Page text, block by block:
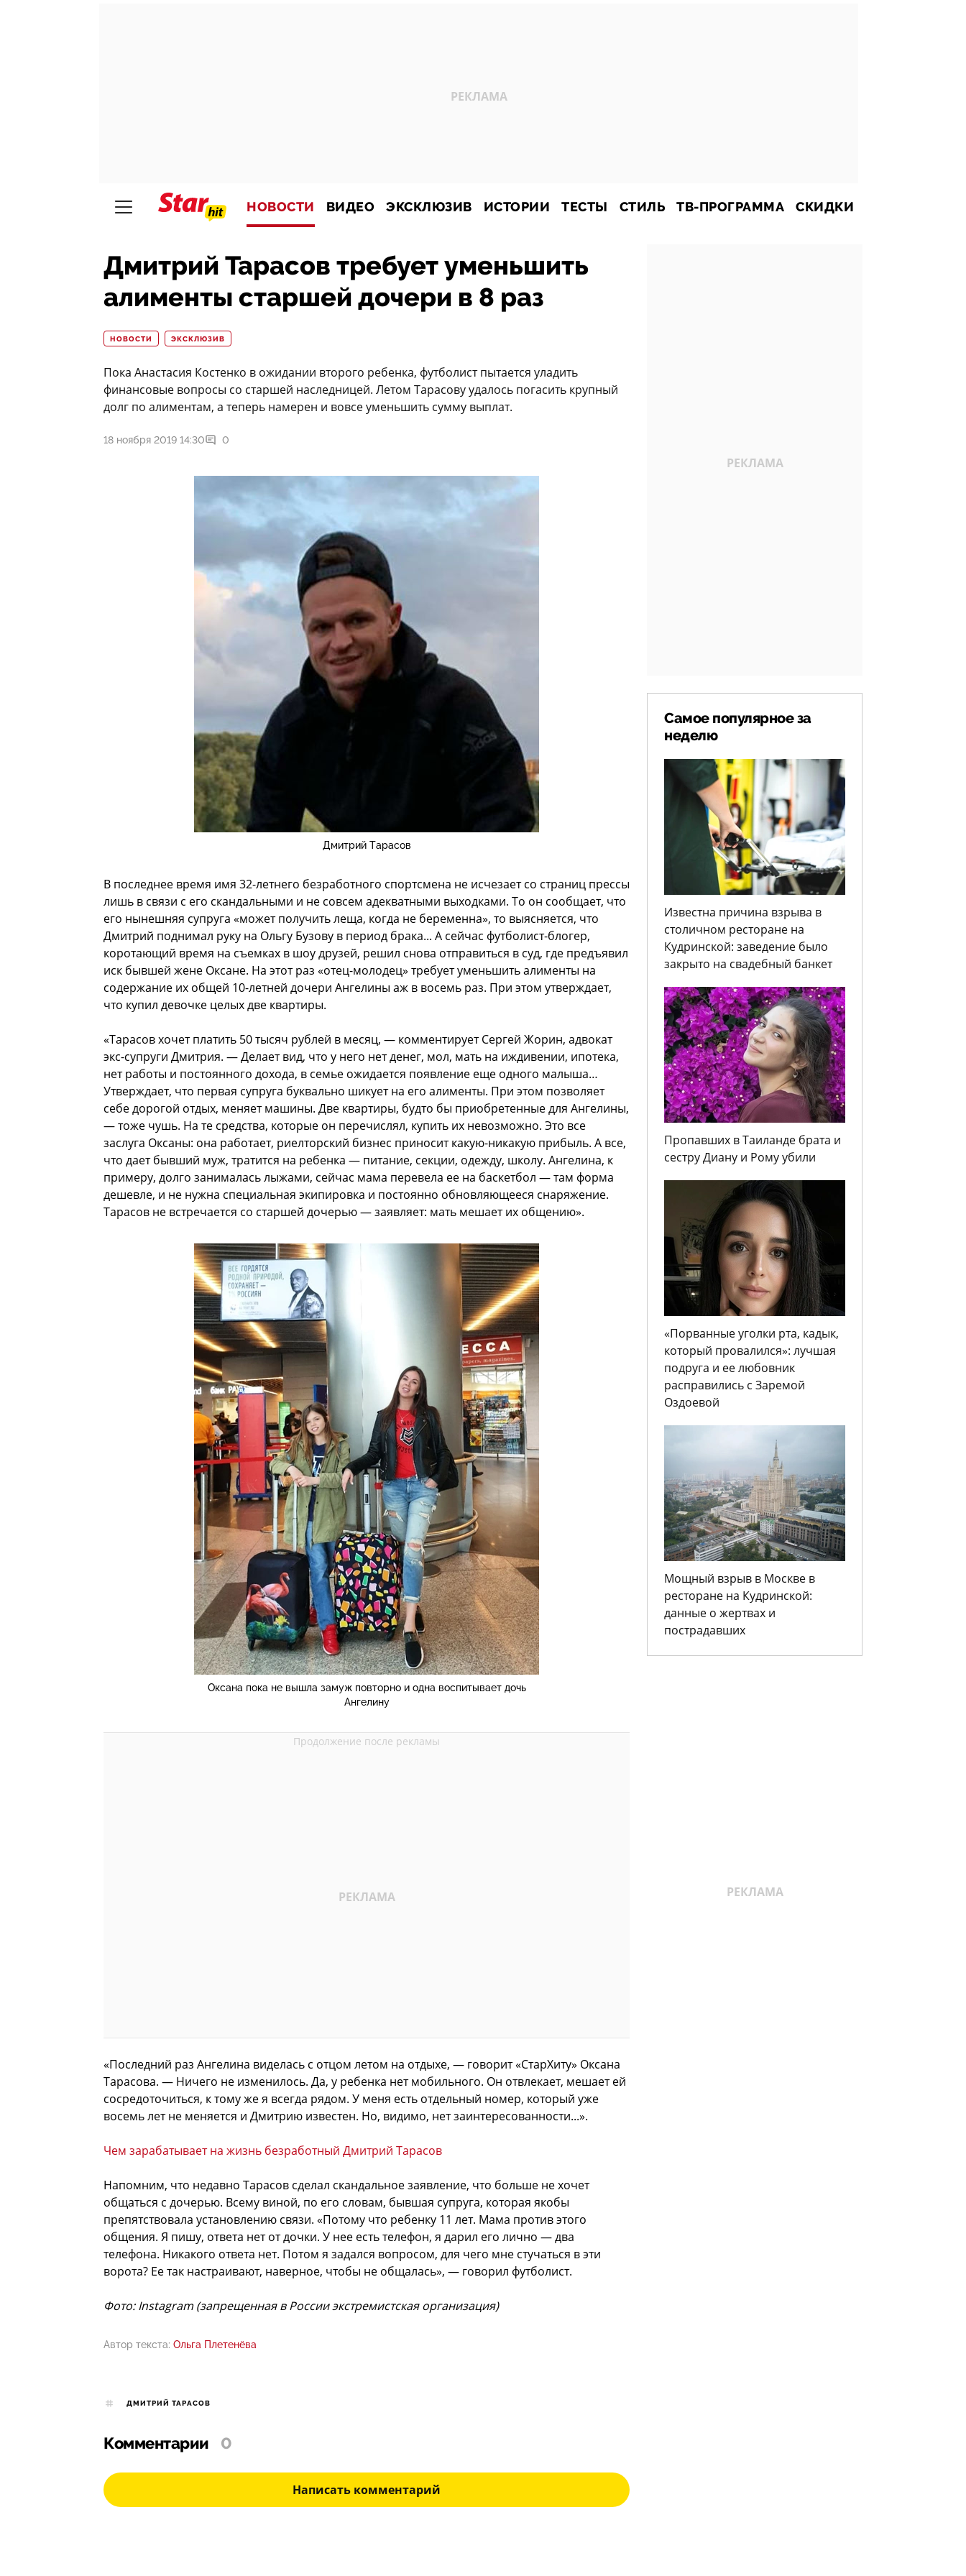
НОВОСТИ ВИДЕО ЭКСКЛЮЗИВ ИСТОРИИ ТЕСТЫ СТИЛЬ ТВ-ПРОГРАММА СКИДКИ
Дмитрий Тарасов требует уменьшить
алименты старшей дочери в 8 раз
НОВОСТИ ЭКСКЛЮЗИВ
Пока Анастасия Костенко в ожидании второго ребенка, футболист пытается уладить
финансовые вопросы со старшей наследницей. Летом Тарасову удалось погасить крупный
долг по алиментам, а теперь намерен и вовсе уменьшить сумму выплат.
18 ноября 2019 14:30 0
Дмитрий Тарасов
В последнее время имя 32-летнего безработного спортсмена не исчезает со страниц прессы
лишь в связи с его скандальными и не совсем адекватными выходками. То он сообщает, что
его нынешняя супруга «может получить леща, когда не беременна», то выясняется, что
Дмитрий поднимал руку на Ольгу Бузову в период брака... А сейчас футболист-блогер,
коротающий время на съемках в шоу друзей, решил снова отправиться в суд, где предъявил
иск бывшей жене Оксане. На этот раз «отец-молодец» требует уменьшить алименты на
содержание их общей 10-летней дочери Ангелины аж в восемь раз. При этом утверждает,
что купил девочке целых две квартиры.
«Тарасов хочет платить 50 тысяч рублей в месяц, — комментирует Сергей Жорин, адвокат
экс-супруги Дмитрия. — Делает вид, что у него нет денег, мол, мать на иждивении, ипотека,
нет работы и постоянного дохода, в семье ожидается появление еще одного малыша…
Утверждает, что первая супруга буквально шикует на его алименты. При этом позволяет
себе дорогой отдых, меняет машины. Две квартиры, будто бы приобретенные для Ангелины,
— тоже чушь. На те средства, которые он перечислял, купить их невозможно. Это все
заслуга Оксаны: она работает, риелторский бизнес приносит какую-никакую прибыль. А все,
что дает бывший муж, тратится на ребенка — питание, секции, одежду, школу. Ангелина, к
примеру, долго занималась лыжами, сейчас мама перевела ее на баскетбол — там форма
дешевле, и не нужна специальная экипировка и постоянно обновляющееся снаряжение.
Тарасов не встречается со старшей дочерью — заявляет: мать мешает их общению».
Оксана пока не вышла замуж повторно и одна воспитывает дочь
Ангелину
«Последний раз Ангелина виделась с отцом летом на отдыхе, — говорит «СтарХиту» Оксана
Тарасова. — Ничего не изменилось. Да, у ребенка нет мобильного. Он отвлекает, мешает ей
сосредоточиться, к тому же я всегда рядом. У меня есть отдельный номер, который уже
восемь лет не меняется и Дмитрию известен. Но, видимо, нет заинтересованности...».
Чем зарабатывает на жизнь безработный Дмитрий Тарасов
Напомним, что недавно Тарасов сделал скандальное заявление, что больше не хочет
общаться с дочерью. Всему виной, по его словам, бывшая супруга, которая якобы
препятствовала установлению связи. «Потому что ребенку 11 лет. Мама против этого
общения. Я пишу, ответа нет от дочки. У нее есть телефон, я дарил его лично — два
телефона. Никакого ответа нет. Потом я задался вопросом, для чего мне стучаться в эти
ворота? Ее так настраивают, наверное, чтобы не общалась», — говорил футболист.
Фото:Instagram (запрещенная в России экстремистская организация)
Автор текста: Ольга Плетенёва
ДМИТРИЙ ТАРАСОВ
Комментарии 0
Написать комментарий
Самое популярное за
неделю
Известна причина взрыва в
столичном ресторане на
Кудринской: заведение было
закрыто на свадебный банкет
Пропавших в Таиланде брата и
сестру Диану и Рому убили
«Порванные уголки рта, кадык,
который провалился»: лучшая
подруга и ее любовник
расправились с Заремой
Оздоевой
Мощный взрыв в Москве в
ресторане на Кудринской:
данные о жертвах и
пострадавших